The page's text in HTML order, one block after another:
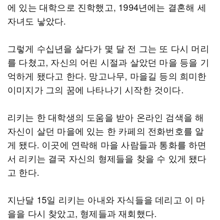
에 있는 대학으로 진학했고, 1994년에는 결혼해 세
자녀도 낳았다.
그렇게 수십년을 살다가 몇 달 전 그는 또 다시 머리
를 다쳤고, 자신의 어린 시절과 살았던 마을 등을 기
억하게 됐다고 한다. 망고나무, 마을길 등의 희미한
이미지가 그의 꿈에 나타나기 시작한 것이다.
리키는 한 대학생의 도움을 받아 온라인 검색을 해
자신이 살던 마을에 있는 한 카페의 전화번호를 알
게 됐다. 이곳에 연락해 마을 사람들과 통화를 하면
서 리키는 결국 자신의 형제들을 찾을 수 있게 됐다
고 한다.
지난달 15일 리키는 아내와 자식들을 데리고 이 마
을을 다시 찾았고, 형제들과 재회했다.